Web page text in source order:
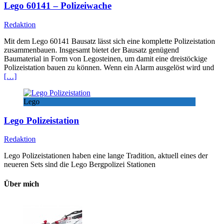
Lego 60141 – Polizeiwache
Redaktion
Mit dem Lego 60141 Bausatz lässt sich eine komplette Polizeistation
zusammenbauen. Insgesamt bietet der Bausatz genügend
Baumaterial in Form von Legosteinen, um damit eine dreistöckige
Polizeistation bauen zu können. Wenn ein Alarm ausgelöst wird und
[…]
Lego
Lego Polizeistation
Redaktion
Lego Polizeistationen haben eine lange Tradition, aktuell eines der
neueren Sets sind die Lego Bergpolizei Stationen
Über mich